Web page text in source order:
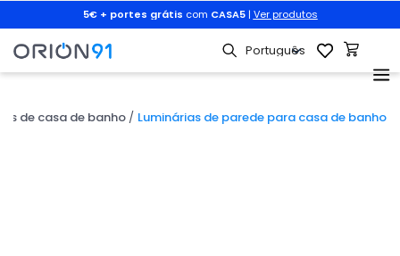
5€ + portes grátis com CASA5| Ver produtos
de casa de banho Luminárias de parede para casa de banho